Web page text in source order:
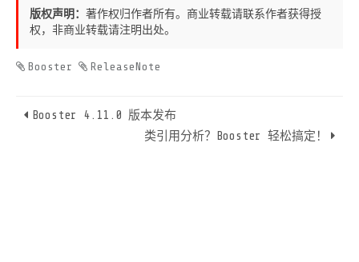
版权声明： 著作权归作者所有。商业转载请联系作者获得授
权，非商业转载请注明出处。
Booster ReleaseNote
Booster 4.11.0 版本发布
类引用分析？Booster 轻松搞定！